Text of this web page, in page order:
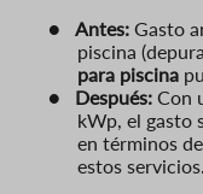
● Antes: Gasto
piscina
para piscina
●
Después: Con
kWp, el gasto
en términos
estos servicios.